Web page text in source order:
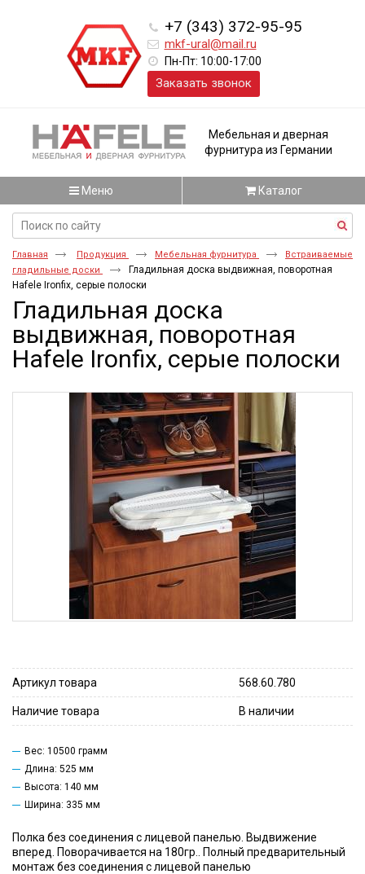
+7 (343) 372-95-95
mkf-ural@mail.ru
Пн-Пт: 10:00-17:00
Заказать звонок
Мебельная и дверная
фурнитура из Германии
Меню Каталог
Главная Продукция Мебельная фурнитура
Встраиваемые
гладильные доски
Гладильная доска выдвижная, поворотная
Hafele Ironfix, серые полоски
Гладильная доска
выдвижная, поворотная
Hafele Ironfix, серые полоски
Артикул товара 568.60.780
Наличие товара В наличии
Вес: 10500 грамм
Длина: 525 мм
Высота: 140 мм
Ширина: 335 мм
Полка без соединения с лицевой панелью. Выдвижение
вперед. Поворачивается на 180гр.. Полный предварительный
монтаж без соединения с лицевой панелью